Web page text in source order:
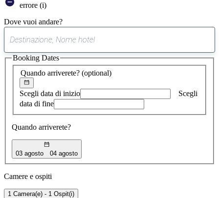
errore (i)
Dove vuoi andare?
suggerimento
trovato
Quando arriverete? (optional)
Scegli data di inizio
Scegli
data di fine
Quando arriverete?
03 agosto 04 agosto
Booking Dates
Camere e ospiti
1 Camera(e) - 1 Ospit(i)